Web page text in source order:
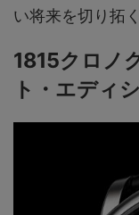
い将来を切り拓
1815クロノ
ト・エディ